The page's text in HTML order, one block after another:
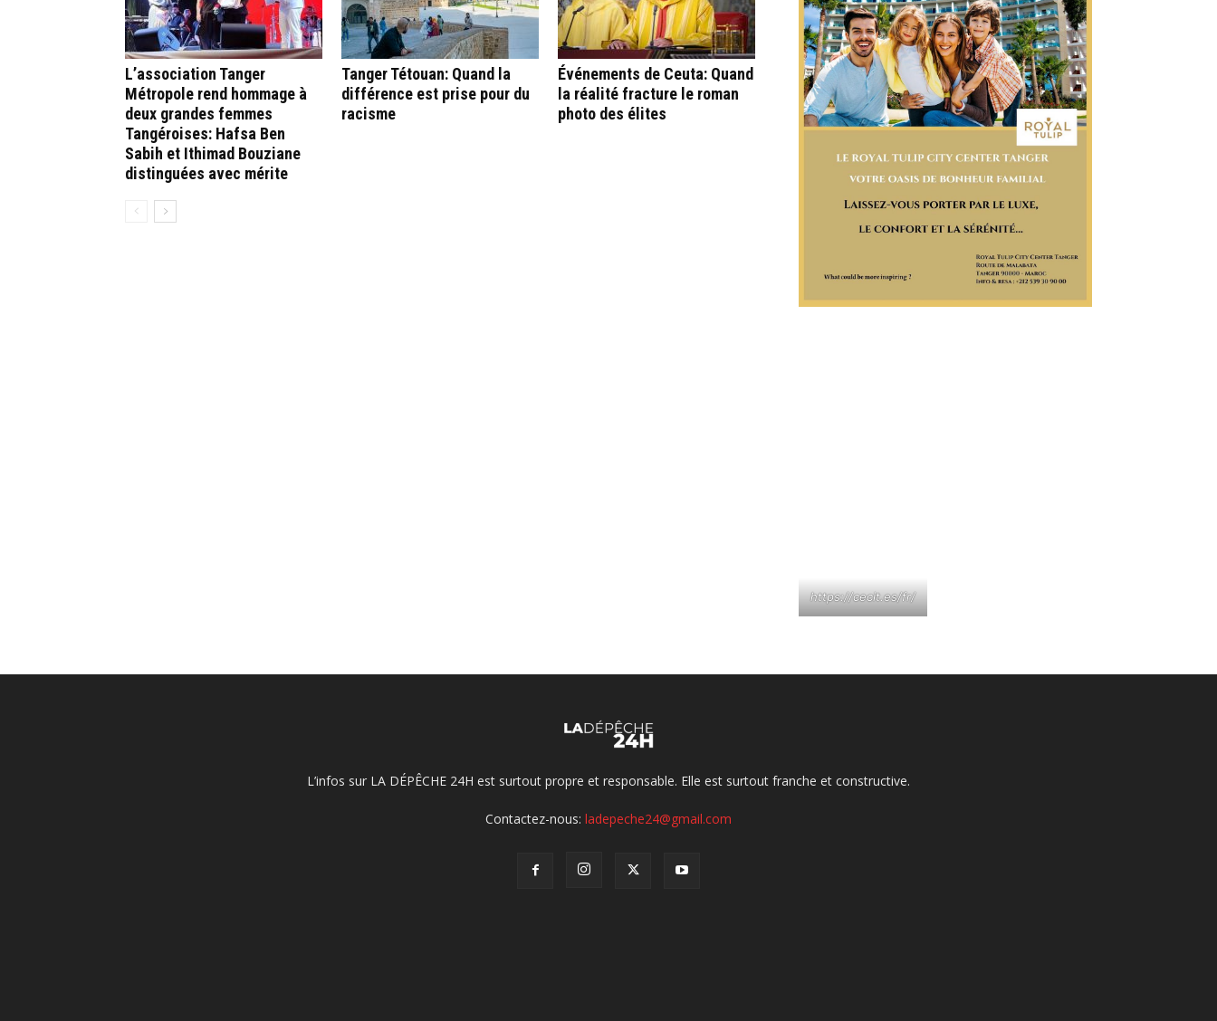
L’association Tanger
Métropole rend hommage à
deux grandes femmes
Tangéroises: Hafsa Ben
Sabih et Ithimad Bouziane
distinguées avec mérite
Tanger Tétouan: Quand la
différence est prise pour du
racisme
Événements de Ceuta: Quand
la réalité fracture le roman
photo des élites
https://cecit.es/fr/
L’infos sur LA DÉPÊCHE 24H est surtout propre et responsable. Elle est surtout franche et constructive.
Contactez-nous: ladepeche24@gmail.com